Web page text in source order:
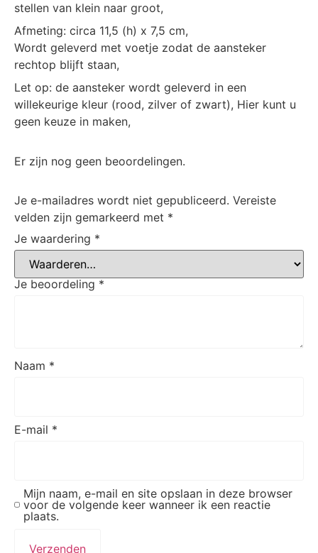
stellen van klein naar groot,
Afmeting: circa 11,5 (h) x 7,5 cm,
Wordt geleverd met voetje zodat de aansteker
rechtop blijft staan,
Let op: de aansteker wordt geleverd in een
willekeurige kleur (rood, zilver of zwart), Hier kunt u
geen keuze in maken,
Er zijn nog geen beoordelingen.
Je e-mailadres wordt niet gepubliceerd. Vereiste
velden zijn gemarkeerd met *
Je waardering *
Je beoordeling *
Naam *
E-mail *
Mijn naam, e-mail en site opslaan in deze browser
voor de volgende keer wanneer ik een reactie
plaats.